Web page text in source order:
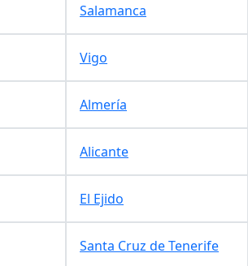
Salamanca
Vigo
Almería
Alicante
El Ejido
Santa Cruz de Tenerife